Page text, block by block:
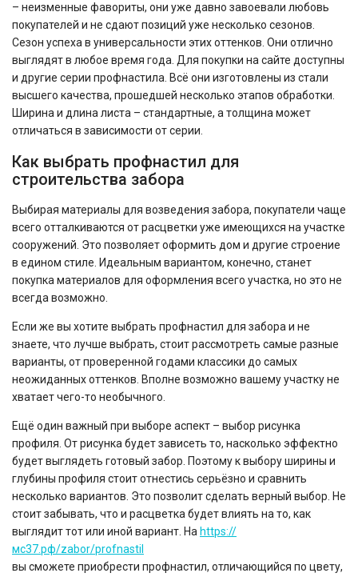
– неизменные фавориты, они уже давно завоевали любовь
покупателей и не сдают позиций уже несколько сезонов.
Сезон успеха в универсальности этих оттенков. Они отлично
выглядят в любое время года. Для покупки на сайте доступны
и другие серии профнастила. Всё они изготовлены из стали
высшего качества, прошедшей несколько этапов обработки.
Ширина и длина листа – стандартные, а толщина может
отличаться в зависимости от серии.
Как выбрать профнастил для
строительства забора
Выбирая материалы для возведения забора, покупатели чаще
всего отталкиваются от расцветки уже имеющихся на участке
сооружений. Это позволяет оформить дом и другие строение
в едином стиле. Идеальным вариантом, конечно, станет
покупка материалов для оформления всего участка, но это не
всегда возможно.
Если же вы хотите выбрать профнастил для забора и не
знаете, что лучше выбрать, стоит рассмотреть самые разные
варианты, от проверенной годами классики до самых
неожиданных оттенков. Вполне возможно вашему участку не
хватает чего-то необычного.
Ещё один важный при выборе аспект – выбор рисунка
профиля. От рисунка будет зависеть то, насколько эффектно
будет выглядеть готовый забор. Поэтому к выбору ширины и
глубины профиля стоит отнестись серьёзно и сравнить
несколько вариантов. Это позволит сделать верный выбор. Не
стоит забывать, что и расцветка будет влиять на то, как
выглядит тот или иной вариант. На https://
мс37.рф/zabor/profnastil
вы сможете приобрести профнастил, отличающийся по цвету,